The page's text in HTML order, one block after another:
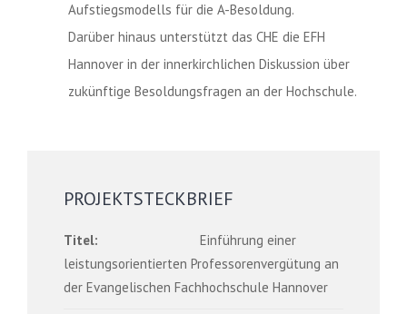
Aufstiegsmodells für die A-Besoldung.
Darüber hinaus unterstützt das CHE die EFH
Hannover in der innerkirchlichen Diskussion über
zukünftige Besoldungsfragen an der Hochschule.
PROJEKTSTECKBRIEF
Titel:
Einführung einer
leistungsorientierten Professorenvergütung an
der Evangelischen Fachhochschule Hannover